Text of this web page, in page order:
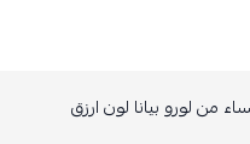
من لورو بيانا لون ارزق